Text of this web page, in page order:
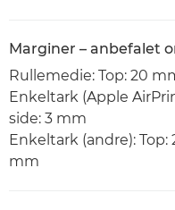
Marginer – anbefalet
Rullemedie: Top: 20
Enkeltark (Apple
side: 3 mm
Enkeltark (andre):
mm